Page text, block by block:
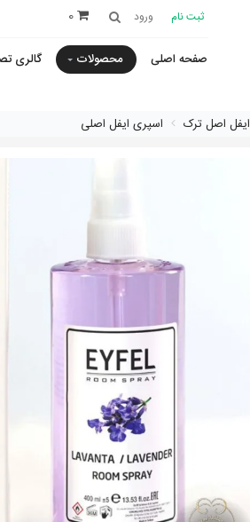
ثبت نام ورود 0
صفحه اصلی محصولات گالری
ایفل اصل ترک اسپری ایفل اصلی